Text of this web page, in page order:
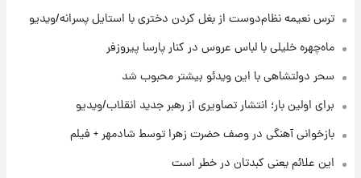
شنبه ۱۷ مرداد ۱۴۰۵
۲۳ ساعت پیش
بازیکن به درد نخور استقلال با مقصد اروپا این
ترس نعیمه نظام‌دوست از بغل کردن دختری با استایل پسرانه/ویدیو
ماه‌چهره خلیلی با لباس عروس در کنار پارسا پیروزفر
سحر دولتشاهی با این ویدئو بیشتر محبوب شد
برای اولین بار؛ انتشار تصاویری از رهبر جدید انقلاب/ویدیو
بازخوانی آهنگی در وصف حضرت زهرا توسط شادمهر + فیلم
این علائم یعنی کبدتان در خطر است